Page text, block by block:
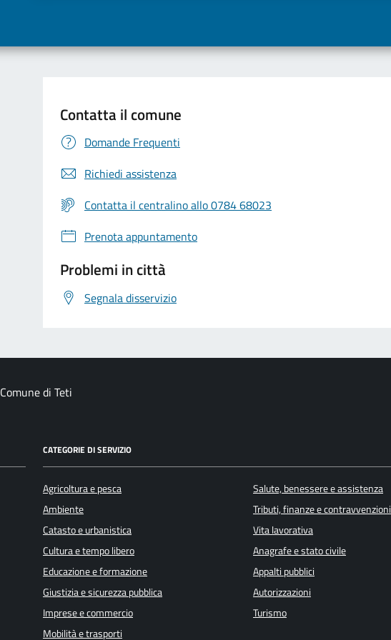
Contatta il comune
Domande Frequenti
Richiedi assistenza
Contatta il centralino allo 0784 68023
Prenota appuntamento
Problemi in città
Segnala disservizio
Comune di Teti
CATEGORIE DI SERVIZIO
Agricoltura e pesca
Ambiente
Catasto e urbanistica
Cultura e tempo libero
Educazione e formazione
Giustizia e sicurezza pubblica
Imprese e commercio
Mobilità e trasporti
Salute, benessere e assistenza
Tributi, finanze e contravvenzioni
Vita lavorativa
Anagrafe e stato civile
Appalti pubblici
Autorizzazioni
Turismo